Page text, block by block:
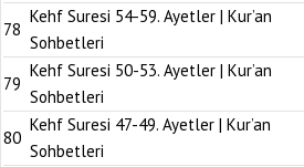
78
Kehf Suresi 54-59. Ayetler | Kur’an
Sohbetleri
79
Kehf Suresi 50-53. Ayetler | Kur’an
Sohbetleri
80
Kehf Suresi 47-49. Ayetler | Kur’an
Sohbetleri